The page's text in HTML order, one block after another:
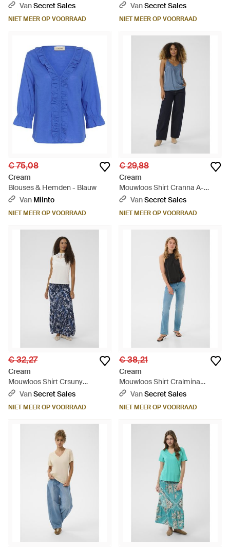
Fit - Blauw
VanSecret Sales
NIET MEER OP VOORRAAD
Fit - Blauw
VanSecret Sales
NIET MEER OP VOORRAAD
€ 75,08
Cream
Blouses & Hemden - Blauw
Van Miinto
NIET MEER OP VOORRAAD
€ 29,88
Cream
Mouwloos Shirt Cranna A-
Shape - Blauw
VanSecret Sales
NIET MEER OP VOORRAAD
€ 32,27
Cream
Mouwloos Shirt Crsuny
Mouwloos Shirt Straight Fit -
VanSecret Sales
NIET MEER OP VOORRAAD
€ 38,21
Cream
Mouwloos Shirt Cralmina
Mouwloos Shirt A-Shape -
VanSecret Sales
NIET MEER OP VOORRAAD